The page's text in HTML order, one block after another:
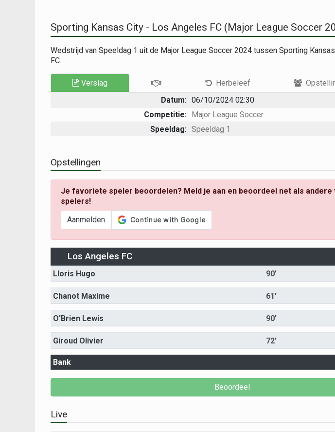
Sporting Kansas City - Los Angeles FC (Major League Soccer
Wedstrijd van Speeldag 1 uit de Major League Soccer 2024 tussen Sporting
FC.
Verslag Herbeleef
Datum: 06/10/2024 02:30
Competitie: Major League Soccer
Speeldag: Speeldag 1
Opstellingen
Je favoriete speler beoordelen? Meld je aan en beoordeel net als andere
spelers!
Aanmelden
Los Angeles FC
Lloris Hugo 90'
Chanot Maxime 61'
O'Brien Lewis 90'
Giroud Olivier 72'
Bank
Live